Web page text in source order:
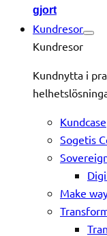
gjort
Kundresor
Kundresor
Kundnytta i
Kundcase
Sogetis
Make